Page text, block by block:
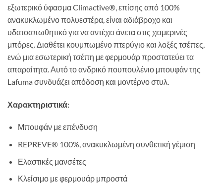
εξωτερικό ύφασμα Climactive®, επίσης από 100%
ανακυκλωμένο πολυεστέρα, είναι αδιάβροχο και
υδατοαπωθητικό για να αντέχει άνετα στις χειμερινές
μπόρες. Διαθέτει κουμπωμένο πτερύγιο και λοξές τσέπες,
ενώ μια εσωτερική τσέπη με φερμουάρ προστατεύει τα
απαραίτητα. Αυτό το ανδρικό πουπουλένιο μπουφάν της
Lafuma συνδυάζει απόδοση και μοντέρνο στυλ.
Χαρακτηριστικά:
Μπουφάν με επένδυση
REPREVE® 100%, ανακυκλωμένη συνθετική γέμιση
Ελαστικές μανσέτες
Κλείσιμο με φερμουάρ μπροστά